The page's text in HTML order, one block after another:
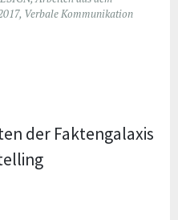
, Verbale Kommunikation
der Faktengalaxis